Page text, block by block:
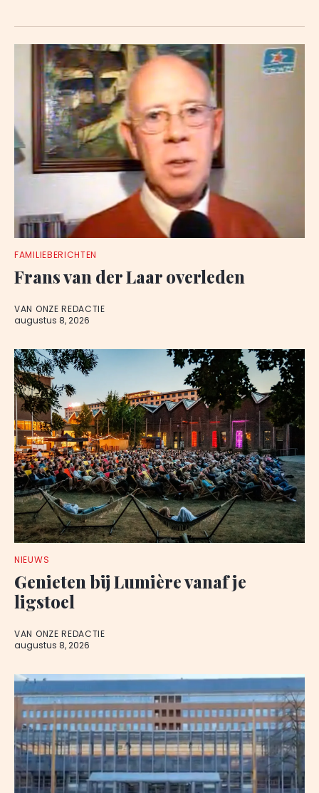
FAMILIEBERICHTEN
Frans van der Laar overleden
VAN ONZE REDACTIE
augustus 8, 2026
NIEUWS
Genieten bij Lumière vanaf je
ligstoel
VAN ONZE REDACTIE
augustus 8, 2026